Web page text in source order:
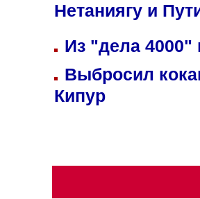
Нетаниягу и
Из "дела 4000"
Выбросил
Кипур